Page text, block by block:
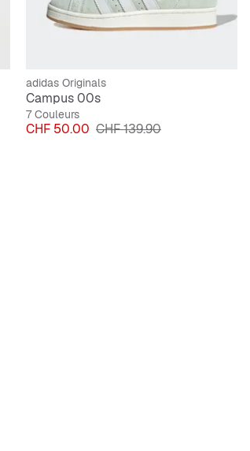
adidas Originals
Campus 00s
7 Couleurs
Prix
CHF 50.00 Prix original
CHF 139.90